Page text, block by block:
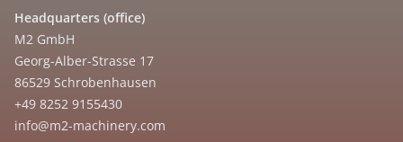
Headquarters (office)
M2 GmbH
Georg-Alber-Strasse 17
86529 Schrobenhausen
+49 8252 9155430
info@m2-machinery.com